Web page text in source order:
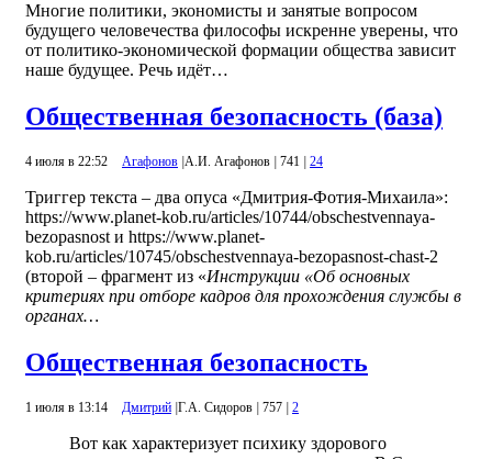
Многие политики, экономисты и занятые вопросом
будущего человечества философы искренне уверены, что
от политико-экономической формации общества зависит
наше будущее. Речь идёт…
Общественная безопасность (база)
4 июля в 22:52 Агафонов А.И. Агафонов 741 24
Триггер текста – два опуса «Дмитрия-Фотия-Михаила»:
https://www.planet-kob.ru/articles/10744/obschestvennaya-
bezopasnost и https://www.planet-
kob.ru/articles/10745/obschestvennaya-bezopasnost-chast-2
(второй – фрагмент из «Инструкции «Об основных
критериях при отборе кадров для прохождения службы в
органах…
Общественная безопасность
1 июля в 13:14 Дмитрий Г.А. Сидоров 757 2
Вот как характеризует психику здорового